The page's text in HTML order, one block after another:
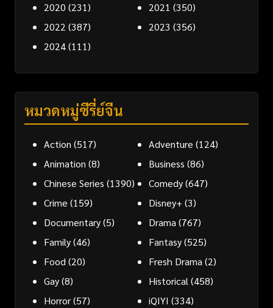
2020 (231) 2021 (350)
2022 (387) 2023 (356)
2024(111)
หมวดหมู่ซีรี่ย์จีน
Action (517) Adventure (124)
Animation (8) Business (86)
Chinese Series (1390) Comedy(647)
Crime (159) Disney+ (3)
Documentary(5) Drama(767)
Family(46) Fantasy(525)
Food(20) Fresh Drama(2)
Gay(8) Historical(458)
Horror(57) iQIYI (334)